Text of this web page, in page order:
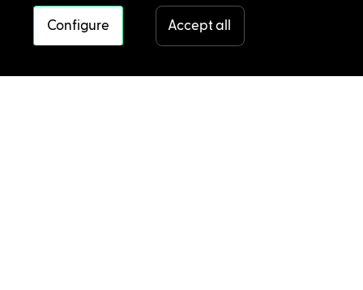
Configure Accept all